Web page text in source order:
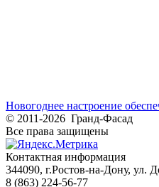
Новогоднее настроение
© 2011-2026 Гранд-Фасад
Все права защищены
Контактная информация
344090, г.Ростов-на-Дону, ул.
8 (863) 224-56-77